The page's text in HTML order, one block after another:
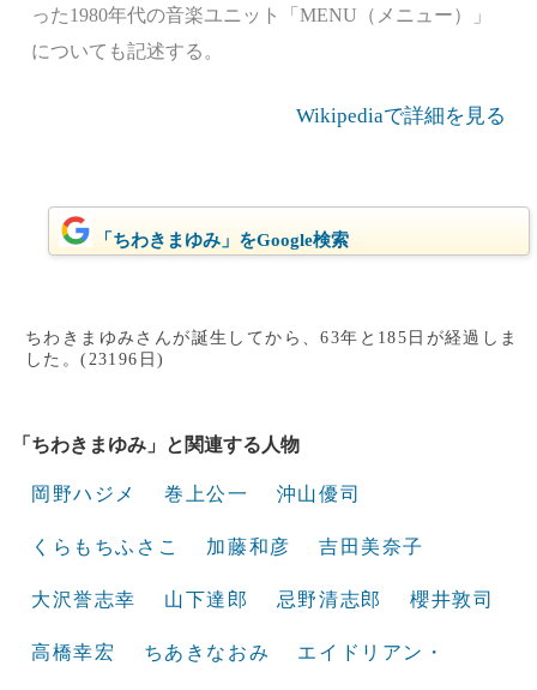
った1980年代の音楽ユニット「MENU（メニュー）」
についても記述する。
Wikipediaで詳細を見る
「ちわきまゆみ」をGoogle検索
ちわきまゆみさんが誕生してから、63年と185日が経過しま
した。(23196日)
「ちわきまゆみ」と関連する人物
岡野ハジメ 巻上公一 沖山優司
くらもちふさこ 加藤和彦 吉田美奈子
大沢誉志幸 山下達郎 忌野清志郎 櫻井敦司
高橋幸宏 ちあきなおみ エイドリアン・